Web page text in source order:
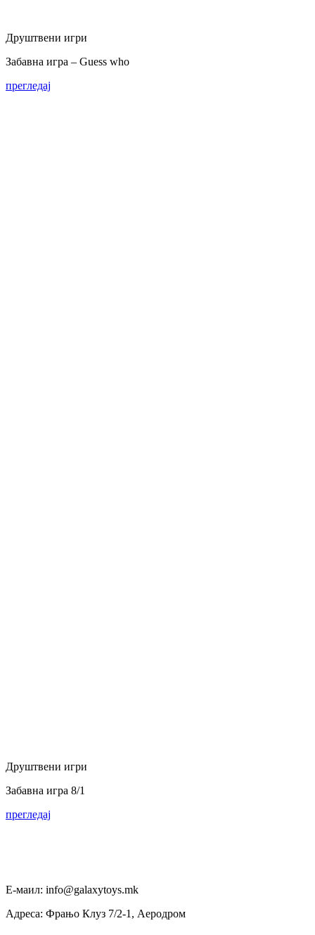
Друштвени игри
Забавна игра – Guess who
прегледај
Друштвени игри
Забавна игра 8/1
прегледај
Е-маил: info@galaxytoys.mk
Адреса: Фрањо Клуз 7/2-1, Аеродром